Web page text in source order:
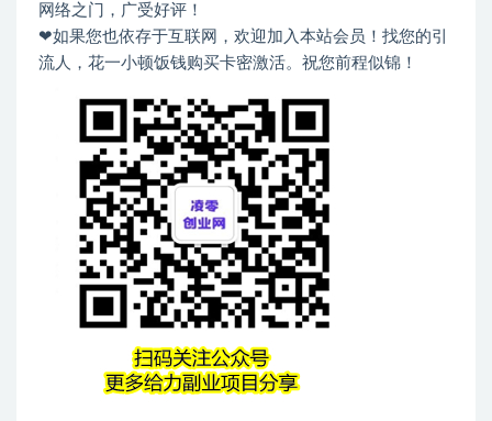
网络之门，广受好评！
❤如果您也依存于互联网，欢迎加入本站会员！找您的引
流人，花一小顿饭钱购买卡密激活。祝您前程似锦！